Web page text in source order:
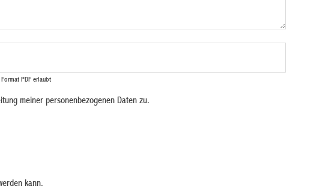
PDF erlaubt
meiner personenbezogenen Daten zu.
kann.